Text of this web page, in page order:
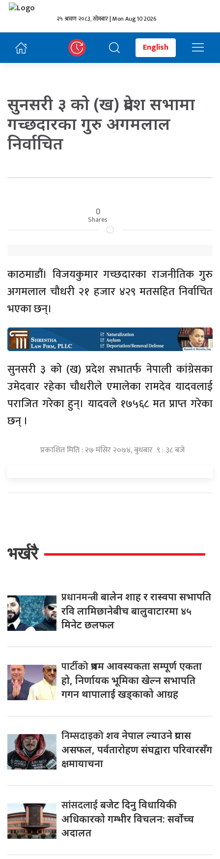
२५ श्रावण २०८३, सोमबार | Mon Aug 10 2026
English
सुनसरी ३ को (ख) प्रदेश सभामा
गच्छदारका गुरु अगमलाल
निर्वाचित
0
Shares
काठमाडौं। विजयकुमार गच्छदारका राजनीतिक गुरु
अगमलाल चौधरी २१ हजार ४२९ मतसहित निर्वाचित
भएका छन्।
सुनसरी ३ को (ख) प्रदेश सभातर्फ नेपाली कांग्रेसका
उमेदवार रहेका चौधरीले एमालेका रामदेव यादवलाई
पराजित गरेका हुन्। यादवले १७५६८ मत प्राप्त गरेका
छन् ।
प्रकाशित मिति : २७ मंसिर २०७४, बुधबार ९ : ३८ बजे
भर्खरै
प्रधानमन्त्रीबालेन शाह र रास्वपा सभापति
रवि लामिछानेबीच बालुवाटारमा ४५
मिनेट छलफल
पार्टीकोप्रथम आवस्यकता सम्पूर्ण एकता
हो, निर्णायक भूमिका खेल्न सभापति
गगन थापालाई खड्काको आग्रह
निम्सदाइकोशव नेपाल ल्याउने प्रयास
असफल, पर्वतारोहण संघद्वारा परिवारसँग
क्षमायाचना
सांसदलाईबजेट दिनु विधायिकी
अधिकारको गम्भीर विचलन: सर्वोच्च
अदालत